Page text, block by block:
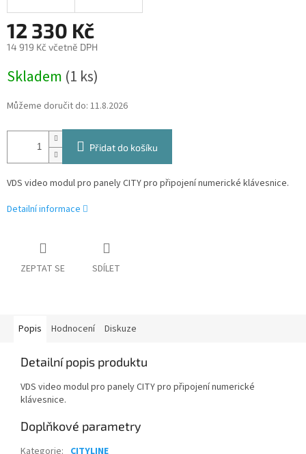
12 330 Kč
14 919 Kč včetně DPH
cena:
Skladem (1 ks)
Můžeme doručit do: 11.8.2026
Přidat do košíku
VDS video modul pro panely CITY pro připojení numerické klávesnice.
Detailní informace
ZEPTAT SE SDÍLET
Popis Hodnocení Diskuze
Detailní popis produktu
VDS video modul pro panely CITY pro připojení numerické
klávesnice.
Doplňkové parametry